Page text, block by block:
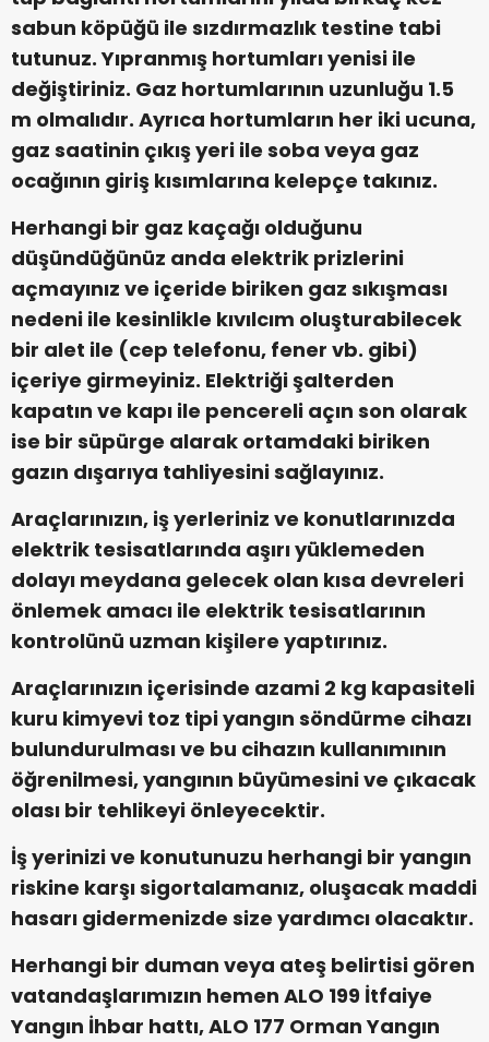
sabun köpüğü ile sızdırmazlık testine tabi
tutunuz. Yıpranmış hortumları yenisi ile
değiştiriniz. Gaz hortumlarının uzunluğu 1.5
m olmalıdır. Ayrıca hortumların her iki ucuna,
gaz saatinin çıkış yeri ile soba veya gaz
ocağının giriş kısımlarına kelepçe takınız.
Herhangi bir gaz kaçağı olduğunu
düşündüğünüz anda elektrik prizlerini
açmayınız ve içeride biriken gaz sıkışması
nedeni ile kesinlikle kıvılcım oluşturabilecek
bir alet ile (cep telefonu, fener vb. gibi)
içeriye girmeyiniz. Elektriği şalterden
kapatın ve kapı ile pencereli açın son olarak
ise bir süpürge alarak ortamdaki biriken
gazın dışarıya tahliyesini sağlayınız.
Araçlarınızın, iş yerleriniz ve konutlarınızda
elektrik tesisatlarında aşırı yüklemeden
dolayı meydana gelecek olan kısa devreleri
önlemek amacı ile elektrik tesisatlarının
kontrolünü uzman kişilere yaptırınız.
Araçlarınızın içerisinde azami 2 kg kapasiteli
kuru kimyevi toz tipi yangın söndürme cihazı
bulundurulması ve bu cihazın kullanımının
öğrenilmesi, yangının büyümesini ve çıkacak
olası bir tehlikeyi önleyecektir.
İş yerinizi ve konutunuzu herhangi bir yangın
riskine karşı sigortalamanız, oluşacak maddi
hasarı gidermenizde size yardımcı olacaktır.
Herhangi bir duman veya ateş belirtisi gören
vatandaşlarımızın hemen ALO 199 İtfaiye
Yangın İhbar hattı, ALO 177 Orman Yangın